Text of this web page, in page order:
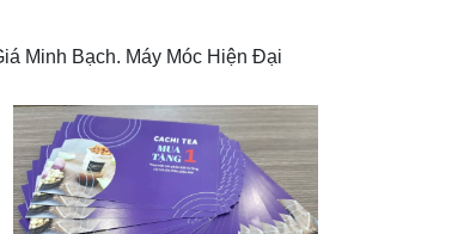
Minh Bạch. Máy Móc Hiện Đại